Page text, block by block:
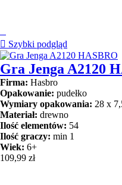
 Szybki podgląd
Gra Jenga A2120
Firma: Hasbro
Opakowanie: pudełko
Wymiary opakowania: 28 x
Materiał: drewno
Ilość elementów: 54
Ilość graczy: min 1
Wiek: 6+
109,99 zł